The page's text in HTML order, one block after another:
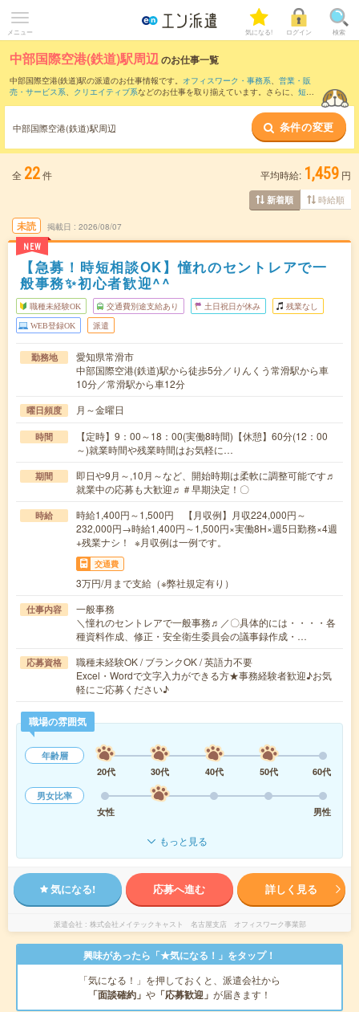
メニュー 気になる! ログイン 検索
中部国際空港(鉄道)駅周辺のお仕事一覧
中部国際空港(鉄道)駅の派遣のお仕事情報です。 オフィスワーク・事務系、 営業・販
売・サービス系、 クリエイティブ系などのお仕事を取り揃えています。さらに、 短期
また、知多半田駅・半田駅・青山(愛知県)駅 古見(愛知県)駅など近隣駅の
お仕事もご確認いただけます。
中部国際空港(鉄道)駅周辺 条件の変更
全 22件 平均時給: 1,459 円
新着順 時給順
未読
NEW
掲載日 2026/08/07
【急募！時短相談OK】憧れのセントレアで一
般事務✨初心者歓迎^^
職種未経験OK 交通費別途支給あり 土日祝日が休み 残業なし
WEB登録OK 派遣
勤務地
愛知県常滑市
中部国際空港(鉄道)駅から徒歩5分／りんくう常滑駅から車
10分／常滑駅から車12分
曜日頻度 月～金曜日
時間
【定時】9：00～18：00(実働8時間)【休憩】60分(12：00
～)就業時間や残業時間はお気軽に…
期間
即日や9月～,10月～など、開始時期は柔軟に調整可能です♬
就業中の応募も大歓迎♬＃早期決定！〇
時給
時給1,400円～1,500円 【月収例】月収224,000円～
232,000円→時給1,400円～1,500円×実働8H×週5日勤務×4週
+残業ナシ！ ※月収例は一例です。
交通費
3万円/月まで支給（※弊社規定有り）
仕事内容
一般事務
＼憧れのセントレアで一般事務♬／〇具体的には・・・・各
種資料作成、修正・安全衛生委員会の議事録作成・…
応募資格
職種未経験OK / ブランクOK / 英語力不要
Excel・Wordで文字入力ができる方★事務経験者歓迎♪お気
軽にご応募ください♪
職場の雰囲気
年齢層
20代
30代 40代 50代
60代
男女比率
女性
男性
もっと見る
気になる! 応募へ進む 詳しく見る
派遣会社 株式会社メイテックキャスト 名古屋支店 オフィスワーク事業部
興味があったら「★気になる！」をタップ！
「気になる！」を押しておくと、派遣会社から
「面談確約」 や 「応募歓迎」 が届きます！